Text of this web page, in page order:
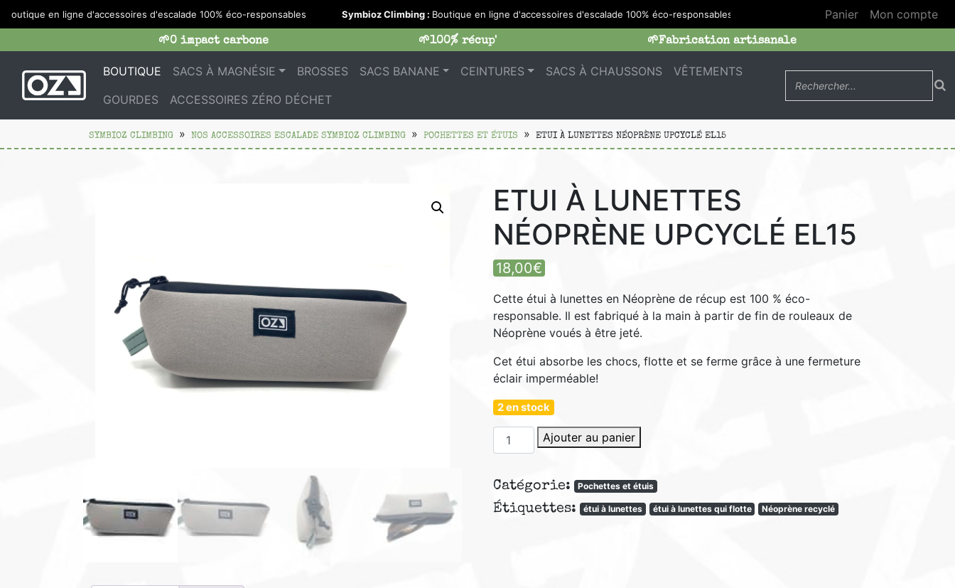
en ligne d'accessoires d'escalade 100% éco-responsables Symbioz Climbing :Boutique en ligne d'accessoires d'escalade 100% éco-responsables Panier
Mon compte
🌱0 impact carbone
🌱100% récup' 🌱Fabrication artisanale
BOUTIQUE SACS À MAGNÉSIE BROSSES SACS BANANE CEINTURES SACS À CHAUSSONS
VÊTEMENTS
GOURDES
ACCESSOIRES ZÉRO DÉCHET
SYMBIOZ CLIMBING NOS ACCESSOIRES ESCALADE SYMBIOZ CLIMBING POCHETTES ET ÉTUIS ETUI À LUNETTES NÉOPRÈNE UPCYCLÉ EL15
ETUI À LUNETTES
NÉOPRÈNE UPCYCLÉ EL15
18,00€
Cette étui à lunettes en Néoprène de récup est 100 % éco-
responsable. Il est fabriqué à la main à partir de fin de rouleaux de
Néoprène voués à être jeté.
Cet étui absorbe les chocs, flotte et se ferme grâce à une fermeture
éclair imperméable!
2 en stock
quantité
de
à
lunettes
Néoprène
Ajouter au panier
Catégorie: Pochettes et étuis
Étiquettes: étui à lunettes étui à lunettes qui flotte Néoprène recyclé